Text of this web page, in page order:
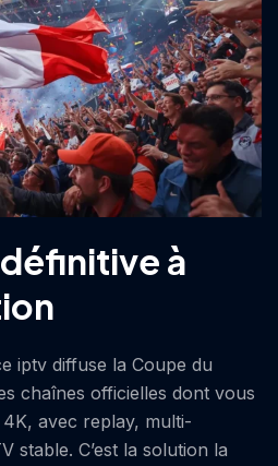
à
iptv diffuse la Coupe du
chaînes officielles dont vous
avec replay, multi-
stable. C’est la solution la